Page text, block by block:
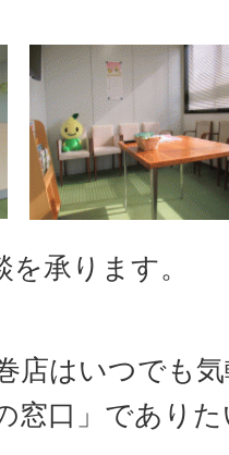
を承ります
店はいつでも
窓口」であり